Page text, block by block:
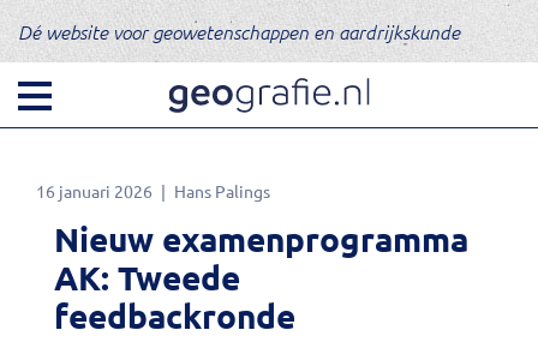
Dé website voor geowetenschappen en aardrijkskunde
16 januari 2026 Hans Palings
Nieuw examenprogramma
AK: Tweede
feedbackronde